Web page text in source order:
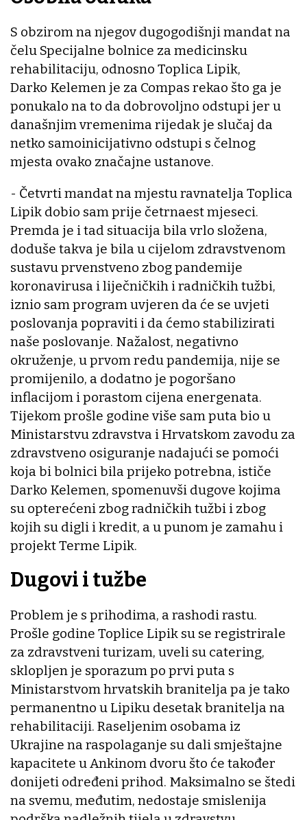
S obzirom na njegov dugogodišnji mandat na
čelu Specijalne bolnice za medicinsku
rehabilitaciju, odnosno Toplica Lipik,
Darko Kelemen je za Compas rekao što ga je
ponukalo na to da dobrovoljno odstupi jer u
današnjim vremenima rijedak je slučaj da
netko samoinicijativno odstupi s čelnog
mjesta ovako značajne ustanove.
- Četvrti mandat na mjestu ravnatelja Toplica
Lipik dobio sam prije četrnaest mjeseci.
Premda je i tad situacija bila vrlo složena,
doduše takva je bila u cijelom zdravstvenom
sustavu prvenstveno zbog pandemije
koronavirusa i liječničkih i radničkih tužbi,
iznio sam program uvjeren da će se uvjeti
poslovanja popraviti i da ćemo stabilizirati
naše poslovanje. Nažalost, negativno
okruženje, u prvom redu pandemija, nije se
promijenilo, a dodatno je pogoršano
inflacijom i porastom cijena energenata.
Tijekom prošle godine više sam puta bio u
Ministarstvu zdravstva i Hrvatskom zavodu za
zdravstveno osiguranje nadajući se pomoći
koja bi bolnici bila prijeko potrebna, ističe
Darko Kelemen, spomenuvši dugove kojima
su opterećeni zbog radničkih tužbi i zbog
kojih su digli i kredit, a u punom je zamahu i
projekt Terme Lipik.
Dugovi i tužbe
Problem je s prihodima, a rashodi rastu.
Prošle godine Toplice Lipik su se registrirale
za zdravstveni turizam, uveli su catering,
sklopljen je sporazum po prvi puta s
Ministarstvom hrvatskih branitelja pa je tako
permanentno u Lipiku desetak branitelja na
rehabilitaciji. Raseljenim osobama iz
Ukrajine na raspolaganje su dali smještajne
kapacitete u Ankinom dvoru što će također
donijeti određeni prihod. Maksimalno se štedi
na svemu, međutim, nedostaje smislenija